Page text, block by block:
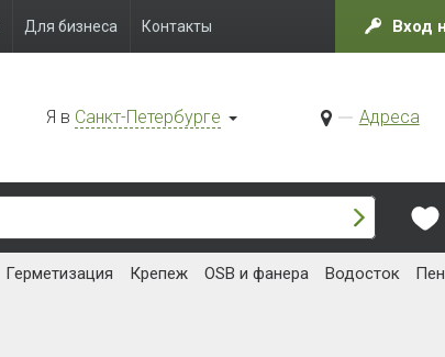
Для бизнеса Контакты Вход
Я в Санкт-Петербурге Адреса
Герметизация Крепеж OSB и фанера Водосток